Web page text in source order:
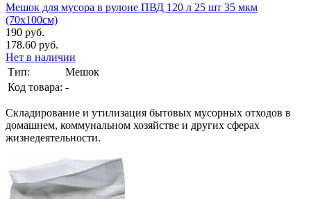
Мешок для мусора в рулоне ПВД 120 л 25 шт 35 мкм
(70х100см)
190 руб.
178.60 руб.
Нет в наличии
Тип:
Мешок
Код товара: -
Складирование и утилизация бытовых мусорных отходов в
домашнем, коммунальном хозяйстве и других сферах
жизнедеятельности.